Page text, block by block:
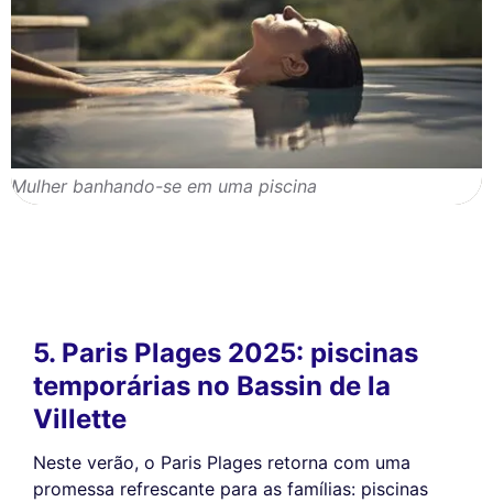
Mulher banhando-se em uma piscina
5. Paris Plages 2025: piscinas
temporárias no Bassin de la
Villette
Neste verão, o Paris Plages retorna com uma
promessa refrescante para as famílias: piscinas